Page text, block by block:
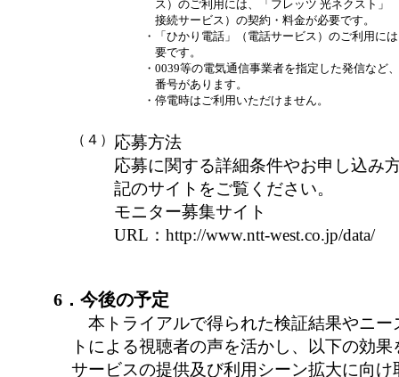
ス）のご利用には、「フレッツ 光ネクスト
接続サービス）の契約・料金が必要です。
・
「ひかり電話」（電話サービス）のご利用に
要です。
・ 0039等の電気通信事業者を指定した発信など
番号があります。
・ 停電時はご利用いただけません。
（４） 応募方法
応募に関する詳細条件やお申し込み
記のサイトをご覧ください。
モニター募集サイト
URL：http://www.ntt-west.co.jp/data/
6．今後の予定
本トライアルで得られた検証結果やニー
トによる視聴者の声を活かし、以下の効
サービスの提供及び利用シーン拡大に向け